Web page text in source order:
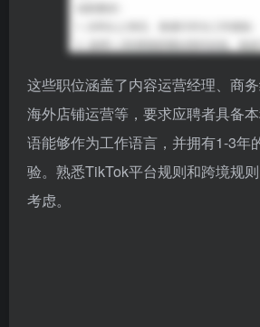
这些职位涵盖了内容运营经理、商
海外店铺运营等，要求应聘者具备
语能够作为工作语言，并拥有1-3年
验。熟悉TikTok平台规则和跨境规
考虑。